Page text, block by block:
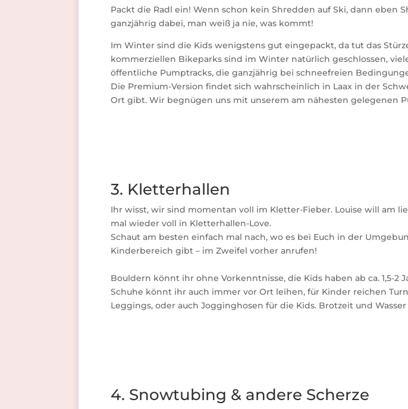
Packt die Radl ein! Wenn schon kein Shredden auf Ski, dann
ganzjährig dabei, man weiß ja nie, was kommt!
Im Winter sind die Kids wenigstens gut eingepackt, da tut das
kommerziellen Bikeparks sind im Winter natürlich geschlossen,
öffentliche Pumptracks, die ganzjährig bei schneefreien
Die Premium-Version findet sich wahrscheinlich in Laax in der
Ort gibt. Wir begnügen uns mit unserem am nähesten gelegenen
3. Kletterhallen
Ihr wisst, wir sind momentan voll im Kletter-Fieber. Louise will am
mal wieder voll in Kletterhallen-Love.
Schaut am besten einfach mal nach, wo es bei Euch in der
Kinderbereich gibt – im Zweifel vorher anrufen!
Bouldern könnt ihr ohne Vorkenntnisse, die Kids haben ab ca. 1,5-2
Schuhe könnt ihr auch immer vor Ort leihen, für Kinder reichen
Leggings, oder auch Jogginghosen für die Kids. Brotzeit und
4. Snowtubing & andere Scherze